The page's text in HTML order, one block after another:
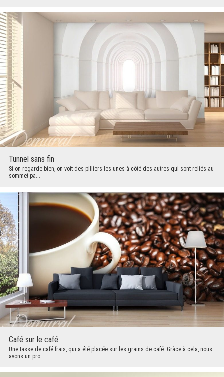
Tunnel sans fin
Si on regarde bien, on voit des pilliers les unes à côté des autres qui sont reliés au
sommet pa...
Café sur le café
Une tasse de café frais, qui a été placée sur les grains de café. Grâce à cela, nous
avons un pro...